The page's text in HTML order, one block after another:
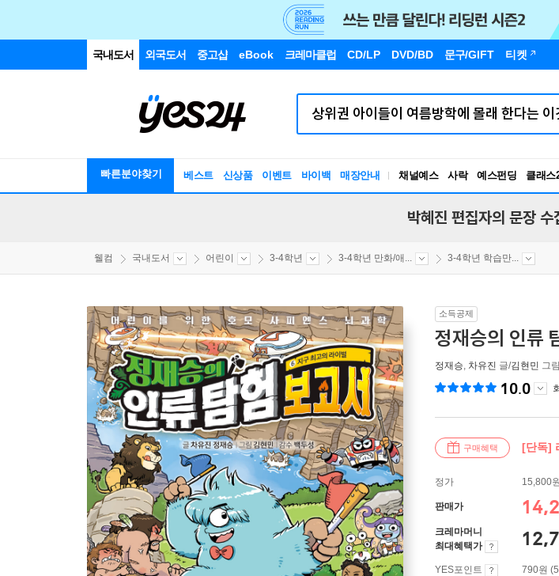
국내도서 외국도서 중고샵 eBook 크레마클럽 CD/LP DVD/BD 문구/GIFT 티켓
빠른분야찾기 베스트 신상품 이벤트 바이백 매장안내 채널예스 사락 예스펀딩 클래스
박혜진 편집자의 문장 수
웰컴 국내도서 어린이 3-4학년 3-4학년 만화/애... 3-4학년 학습만...
소득공제
정재승의 인류
정재승, 차유진 글/김현민 그
10.0
구매혜택 [단독]
정가 15,800원
판매가
크레마머니
최대혜택가
YES포인트
790원